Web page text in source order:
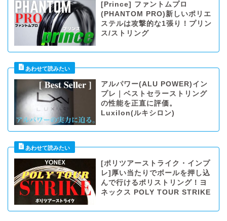
[Prince] ファントムプロ
(PHANTOM PRO)新しいポリエ
ステルは攻撃的な1張り！プリン
ス/ストリング
アルパワー(ALU POWER)イン
プレ｜ベストセラーストリング
の性能を正直に評価。
Luxilon(ルキシロン)
[ポリツアーストライク・インプ
レ]厚い当たりでボールを押し込
んで行けるポリストリング！ヨ
ネックス POLY TOUR STRIKE